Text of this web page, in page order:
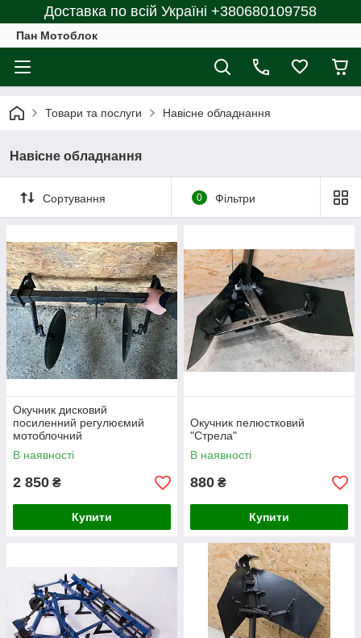
Доставка по всій Україні +380680109758
Пан Мотоблок
Товари та послуги Навісне обладнання
Навісне обладнання
Сортування 0 Фільтри
Окучник дисковий
посиленний регулюємий
мотоблочний
В наявності
2 850 ₴
Купити
Окучник пелюстковий
"Стрела"
В наявності
880 ₴
Купити